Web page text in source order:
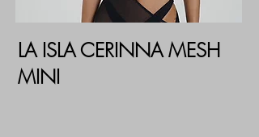
LA ISLA CERINNA MESH
MINI